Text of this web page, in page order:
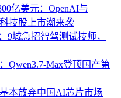
亿美元：OpenAI与
技股上市潮来袭
9城急招智驾测试技师，
Qwen3.7-Max登顶国产第
本放弃中国AI芯片市场